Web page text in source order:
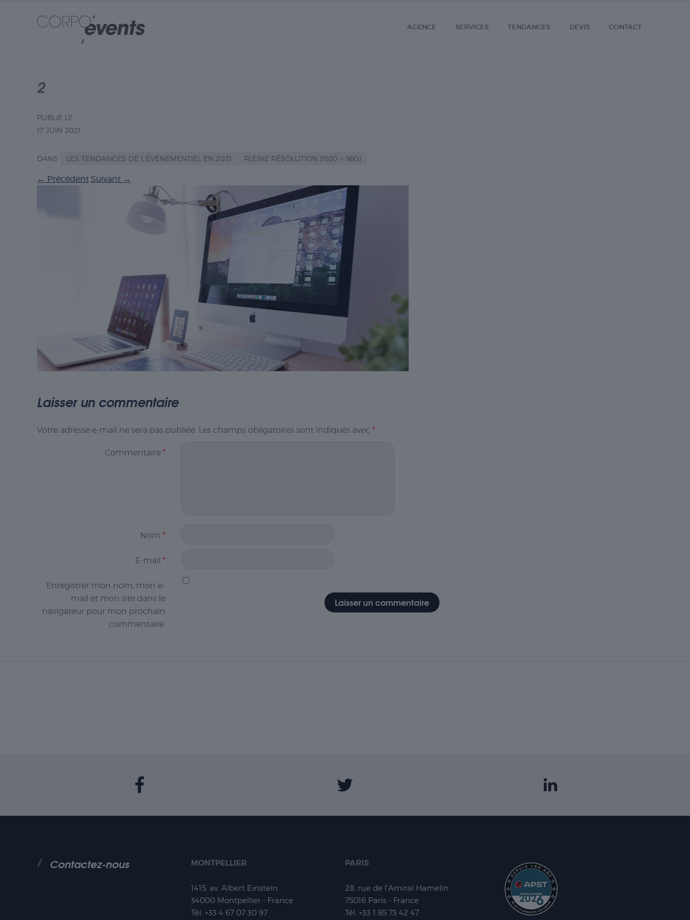
AGENCE SERVICES TENDANCES DEVIS CONTACT
2
PUBLIÉ LE
17 JUIN 2021
DANS LES TENDANCES DE L’ÉVÉNEMENTIEL EN 2021 PLEINE RÉSOLUTION (1920 × 960)
← Précédent Suivant →
Laisser un commentaire
Votre adresse e-mail ne sera pas publiée. Les champs obligatoires sont indiqués avec *
Commentaire *
Nom *
E-mail *
Enregistrer mon nom, mon e-
mail et mon site dans le
navigateur pour mon prochain
commentaire.
Contactez-nous MONTPELLIER
1415, av. Albert Einstein
34000 Montpellier - France
Tél. +33 4 67 07 30 97
PARIS
28, rue de l'Amiral Hamelin
75016 Paris - France
Tél. +33 1 85 73 42 47